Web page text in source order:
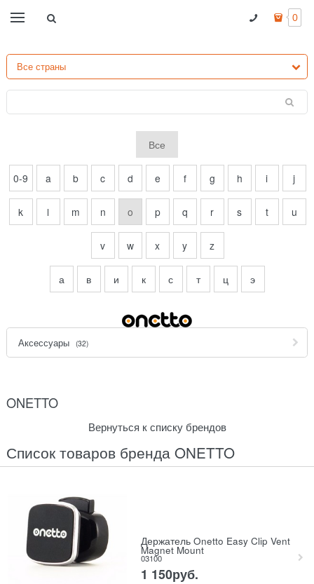
0
Все
0-9 a b c d e f g h i j
k l m n o p q r s t u
v w x y z
а в и к с т ц э
Аксессуары (32)
ONETTO
Вернуться к списку брендов
Список товаров бренда ONETTO
Держатель Onetto Easy Clip Vent
Magnet Mount
03100
1 150руб.